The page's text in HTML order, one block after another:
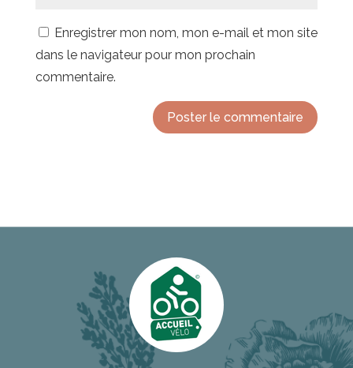
Enregistrer mon nom, mon e-mail et mon site
dans le navigateur pour mon prochain
commentaire.